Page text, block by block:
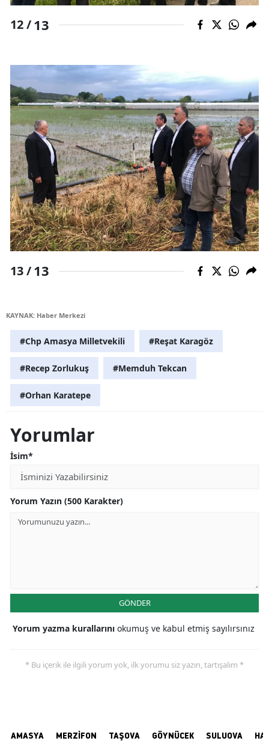
12 /13
13 /13
KAYNAK: Haber Merkezi
#Chp Amasya Milletvekili #Reşat Karagöz
#Recep Zorlukuş #Memduh Tekcan
#Orhan Karatepe
Yorumlar
İsim*
Yorum Yazın (500 Karakter)
GÖNDER
Yorum yazma kurallarını okumuş ve kabul etmiş sayılırsınız
* Bu içerik ile ilgili yorum yok, ilk yorumu siz yazın, tartışalım *
AMASYA MERZİFON TAŞOVA GÖYNÜCEK SULUOVA